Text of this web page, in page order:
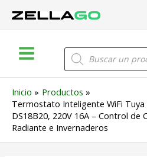
Menu
Búsqueda
de
productos
Inicio
Productos
Termostato Inteligente WiFi
DS18B20, 220V 16A – Control de
Radiante e Invernaderos